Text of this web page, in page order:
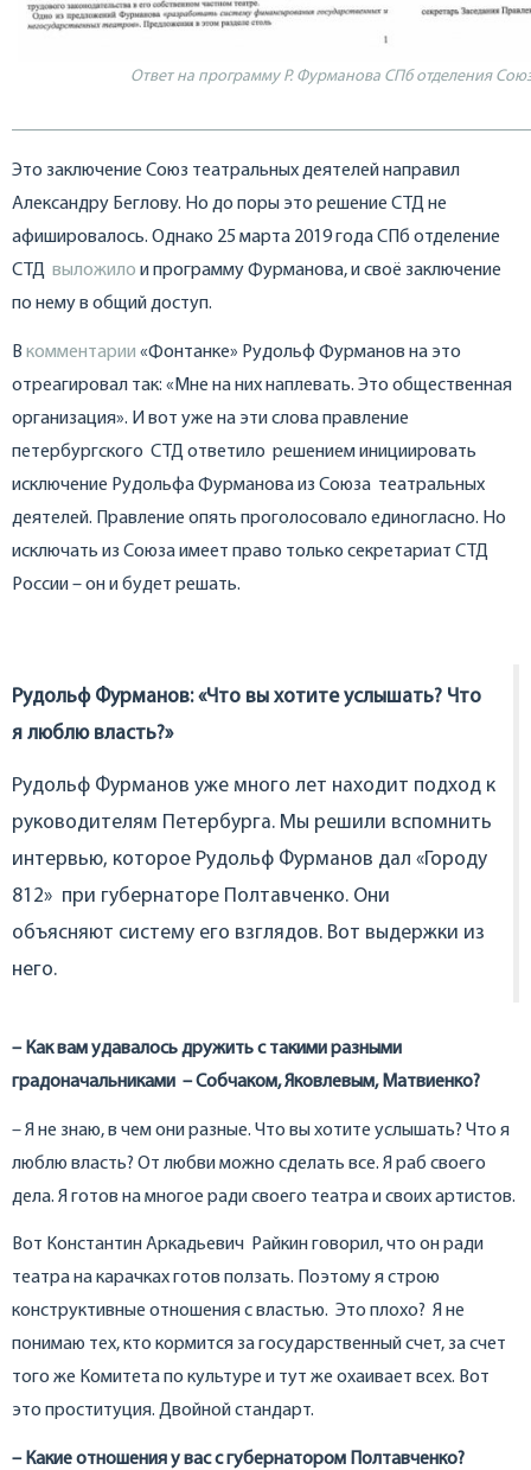
Ответ на программу Р. Фурманова СПб отделения
Это заключение Союз театральных деятелей направил
Александру Беглову. Но до поры это решение СТД не
афишировалось. Однако 25 марта 2019 года СПб отделение
СТД выложило и программу Фурманова, и своё заключение
по нему в общий доступ.
В комментарии «Фонтанке» Рудольф Фурманов на это
отреагировал так: «Мне на них наплевать. Это общественная
организация». И вот уже на эти слова правление
петербургского СТД ответило решением инициировать
исключение Рудольфа Фурманова из Союза театральных
деятелей. Правление опять проголосовало единогласно. Но
исключать из Союза имеет право только секретариат СТД
России – он и будет решать.
Рудольф Фурманов: «Что вы хотите услышать? Что
я люблю власть?»
Рудольф Фурманов уже много лет находит подход к
руководителям Петербурга. Мы решили вспомнить
интервью, которое Рудольф Фурманов дал «Городу
812» при губернаторе Полтавченко. Они
объясняют систему его взглядов. Вот выдержки из
него.
– Как вам удавалось дружить с такими разными
градоначальниками – Собчаком, Яковлевым, Матвиенко?
– Я не знаю, в чем они разные. Что вы хотите услышать? Что я
люблю власть? От любви можно сделать все. Я раб своего
дела. Я готов на многое ради своего театра и своих артистов.
Вот Константин Аркадьевич Райкин говорил, что он ради
театра на карачках готов ползать. Поэтому я строю
конструктивные отношения с властью. Это плохо? Я не
понимаю тех, кто кормится за государственный счет, за счет
того же Комитета по культуре и тут же охаивает всех. Вот
это проституция. Двойной стандарт.
– Какие отношения у вас с губернатором Полтавченко?